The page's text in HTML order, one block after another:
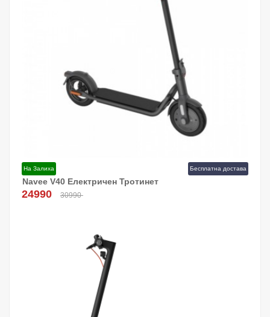
На Залиха Бесплатна достава
Navee V40 Електричен Тротинет
24990 30990